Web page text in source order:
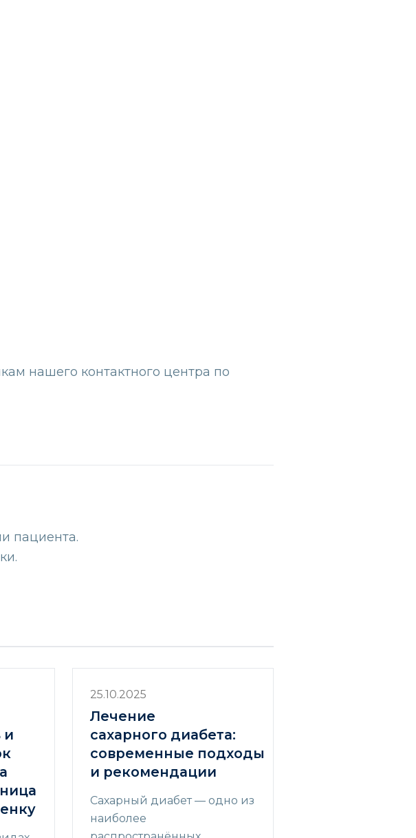
нашего контактного центра по
пациента.
и
25.10.2025
Лечение
сахарного диабета:
современные подходы
и рекомендации
Сахарный диабет — одно из
наиболее